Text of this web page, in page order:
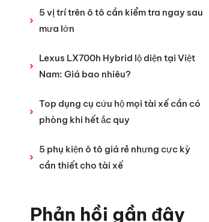
5 vị trí trên ô tô cần kiểm tra ngay sau
mưa lớn
Lexus LX700h Hybrid lộ diện tại Việt
Nam: Giá bao nhiêu?
Top dụng cụ cứu hộ mọi tài xế cần có
phòng khi hết ắc quy
5 phụ kiện ô tô giá rẻ nhưng cực kỳ
cần thiết cho tài xế
Phản hồi gần đây